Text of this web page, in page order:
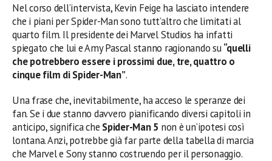
Nel corso dell’intervista, Kevin Feige ha lasciato intendere
che i piani per Spider-Man sono tutt’altro che limitati al
quarto film. Il presidente dei Marvel Studios ha infatti
spiegato che lui e Amy Pascal stanno ragionando su“quelli
che potrebbero essere i prossimi due, tre, quattro o
cinque film di Spider-Man”.
Una frase che, inevitabilmente, ha acceso le speranze dei
fan. Se i due stanno davvero pianificando diversi capitoli in
anticipo, significa che Spider-Man 5 non è un’ipotesi così
lontana. Anzi, potrebbe già far parte della tabella di marcia
che Marvel e Sony stanno costruendo per il personaggio.